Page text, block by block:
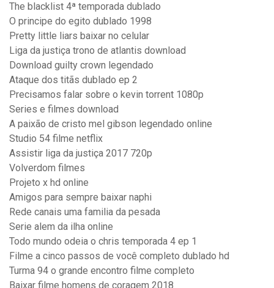
The blacklist 4ª temporada dublado
O principe do egito dublado 1998
Pretty little liars baixar no celular
Liga da justiça trono de atlantis download
Download guilty crown legendado
Ataque dos titãs dublado ep 2
Precisamos falar sobre o kevin torrent 1080p
Series e filmes download
A paixão de cristo mel gibson legendado online
Studio 54 filme netflix
Assistir liga da justiça 2017 720p
Volverdom filmes
Projeto x hd online
Amigos para sempre baixar naphi
Rede canais uma familia da pesada
Serie alem da ilha online
Todo mundo odeia o chris temporada 4 ep 1
Filme a cinco passos de você completo dublado hd
Turma 94 o grande encontro filme completo
Baixar filme homens de coragem 2018